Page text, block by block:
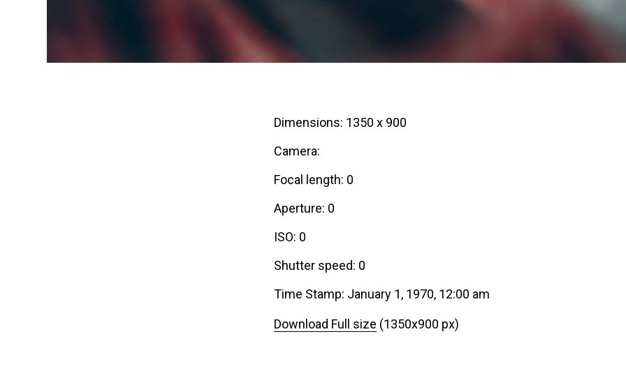
Dimensions: 1350 x 900
Camera:
Focal length: 0
Aperture: 0
ISO: 0
Shutter speed: 0
Time Stamp: January 1, 1970, 12:00 am
Download Full size (1350x900 px)